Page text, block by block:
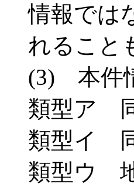
情報では
れること
(3) 本件
類型ア
類型イ
類型ウ